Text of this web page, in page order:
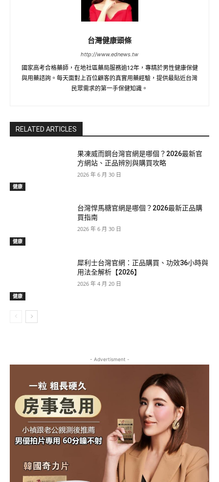
台灣健康頭條
http://www.ednews.tw
國家高考合格藥師，在地社區藥局服務逾12年，專精於男性健康保健
與用藥諮詢。每天面對上百位顧客的真實用藥經驗，提供最貼近台灣
民眾需求的第一手保健知識。
RELATED ARTICLES
健康
果凍威而鋼台灣官網是哪個？2026最新官
方網站、正品辨別與購買攻略
2026 年 6 月 30 日
健康
台灣悍馬糖官網是哪個？2026最新正品購
買指南
2026 年 6 月 30 日
健康
犀利士台灣官網：正品購買、功效36小時與
用法全解析【2026】
2026 年 4 月 20 日
- Advertisment -